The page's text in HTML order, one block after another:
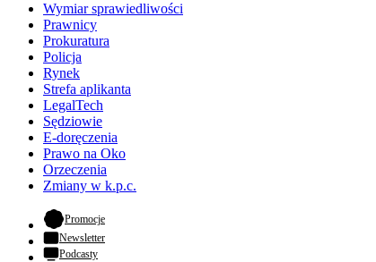
Wymiar sprawiedliwości
Prawnicy
Prokuratura
Policja
Rynek
Strefa aplikanta
LegalTech
Sędziowie
E-doręczenia
Prawo na Oko
Orzeczenia
Zmiany w k.p.c.
Promocje- otwiera się w nowej karcie
Newsletter
Podcasty